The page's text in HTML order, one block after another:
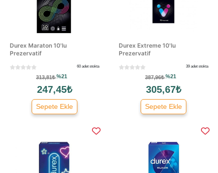
Durex Maraton 10'lu
Prezervatif
60 adet stokta
313,81₺%21
247,45₺
Sepete Ekle
Durex Extreme 10'lu
Prezervatif
39 adet stokta
387,96₺%21
305,67₺
Sepete Ekle